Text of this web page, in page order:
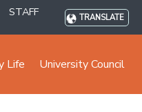
STAFF TRANSLATE
Life University Council